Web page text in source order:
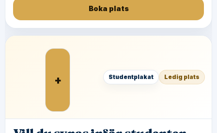
Boka plats
+ Studentplakat Ledig plats